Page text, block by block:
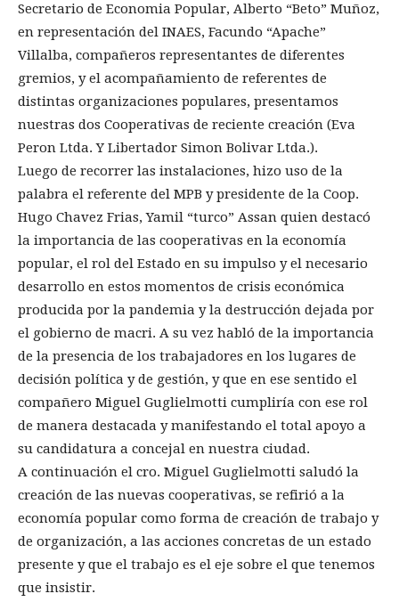
Secretario de Economia Popular, Alberto “Beto” Muñoz,
en representación del INAES, Facundo “Apache”
Villalba, compañeros representantes de diferentes
gremios, y el acompañamiento de referentes de
distintas organizaciones populares, presentamos
nuestras dos Cooperativas de reciente creación (Eva
Peron Ltda. Y Libertador Simon Bolivar Ltda.).
Luego de recorrer las instalaciones, hizo uso de la
palabra el referente del MPB y presidente de la Coop.
Hugo Chavez Frias, Yamil “turco” Assan quien destacó
la importancia de las cooperativas en la economía
popular, el rol del Estado en su impulso y el necesario
desarrollo en estos momentos de crisis económica
producida por la pandemia y la destrucción dejada por
el gobierno de macri. A su vez habló de la importancia
de la presencia de los trabajadores en los lugares de
decisión política y de gestión, y que en ese sentido el
compañero Miguel Guglielmotti cumpliría con ese rol
de manera destacada y manifestando el total apoyo a
su candidatura a concejal en nuestra ciudad.
A continuación el cro. Miguel Guglielmotti saludó la
creación de las nuevas cooperativas, se refirió a la
economía popular como forma de creación de trabajo y
de organización, a las acciones concretas de un estado
presente y que el trabajo es el eje sobre el que tenemos
que insistir.